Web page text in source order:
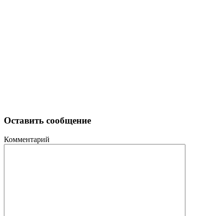
Оставить сообщение
Комментарий